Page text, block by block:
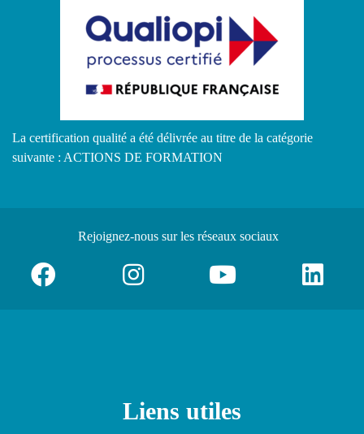
La certification qualité a été délivrée au titre de la catégorie
suivante : ACTIONS DE FORMATION
Rejoignez-nous sur les réseaux sociaux
Liens utiles